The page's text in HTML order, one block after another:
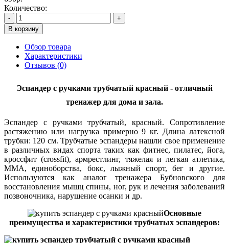
Количество:
-
+
В корзину
Обзор товара
Характеристики
Отзывов (0)
Эспандер с ручками трубчатый красный - отличный
тренажер для дома и зала.
Эспандер с ручками трубчатый, красный. Сопротивление
растяжению или нагрузка примерно 9 кг. Длина латексной
трубки: 120 см. Трубчатые эспандеры нашли свое применение
в различных видах спорта таких как фитнес, пилатес, йога,
кроссфит (crossfit), армрестлинг, тяжелая и легкая атлетика,
MMA, единоборства, бокс, лыжный спорт, бег и другие.
Используются как аналог тренажера Бубновского для
восстановления мышц спины, ног, рук и лечения заболеваний
позвоночника, нарушение осанки и др.
Основные
преимущества и характеристики трубчатых эспандеров: